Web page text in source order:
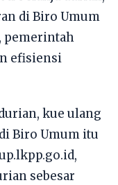
di Biro Umum
pemerintah
efisiensi
kue ulang
Biro Umum itu
,
sebesar